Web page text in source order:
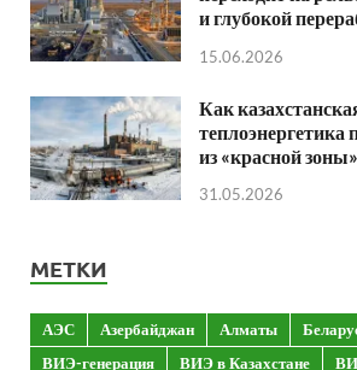
и глубокой
15.06.2026
Как
из «красной зоны»
31.05.2026
МЕТКИ
АЭС Азербайджан Алматы
ВИЭ-генерация
ВИЭ в Казахстане